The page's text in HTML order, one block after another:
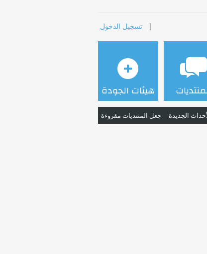
| تسجيل الدخول
الجديدة جعل المنتديات مقروءة
هيئات الجودة